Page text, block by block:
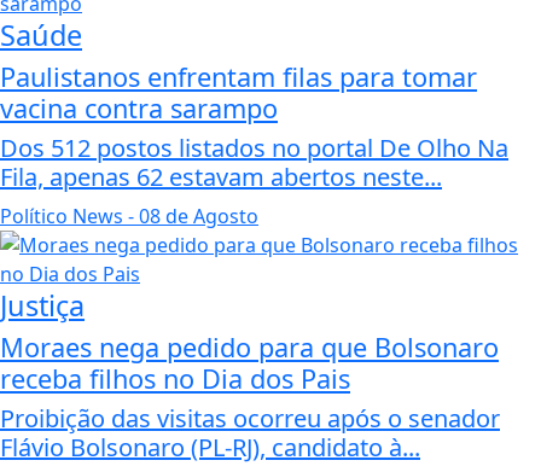
Saúde
Paulistanos enfrentam filas para tomar
vacina contra sarampo
Dos 512 postos listados no portal De Olho Na
Fila, apenas 62 estavam abertos neste...
Político News - 08 de Agosto
Justiça
Moraes nega pedido para que Bolsonaro
receba filhos no Dia dos Pais
Proibição das visitas ocorreu após o senador
Flávio Bolsonaro (PL-RJ), candidato à...